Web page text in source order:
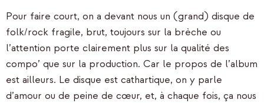
Pour faire court, on a devant nous un (grand) disque de
folk/rock fragile, brut, toujours sur la brèche ou
l’attention porte clairement plus sur la qualité des
compo’ que sur la production. Car le propos de l’album
est ailleurs. Le disque est cathartique, on y parle
d’amour ou de peine de cœur, et, à chaque fois, ça nous